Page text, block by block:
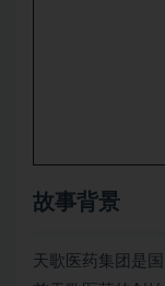
故事背景
天歌医药集团是